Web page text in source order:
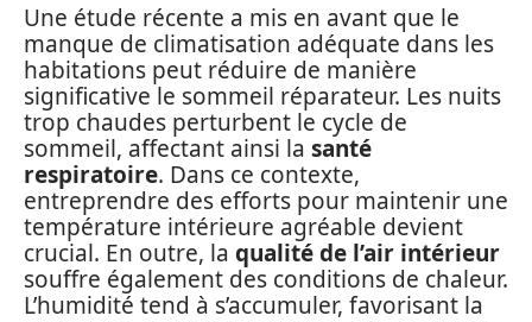
Une étude récente a mis en avant que le
manque de climatisation adéquate dans les
habitations peut réduire de manière
significative le sommeil réparateur. Les nuits
trop chaudes perturbent le cycle de
sommeil, affectant ainsi la santé
respiratoire. Dans ce contexte,
entreprendre des efforts pour maintenir une
température intérieure agréable devient
crucial. En outre, la qualité de l’air intérieur
souffre également des conditions de chaleur.
L’humidité tend à s’accumuler, favorisant la